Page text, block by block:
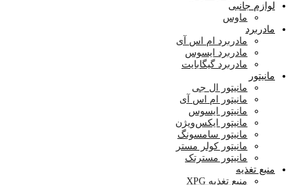
لوازم جانبی
ماوس
مادربرد
مادربرد ام اس آی
مادربرد ایسوس
مادربرد گیگابایت
مانیتور
مانیتور ال جی
مانیتور ام اس آی
مانیتور ایسوس
مانیتور ایکس‌ویژن
مانیتور سامسونگ
مانیتور کولر مستر
مانیتور مسترتک
منبع تغذیه
منبع تغذیه XPG